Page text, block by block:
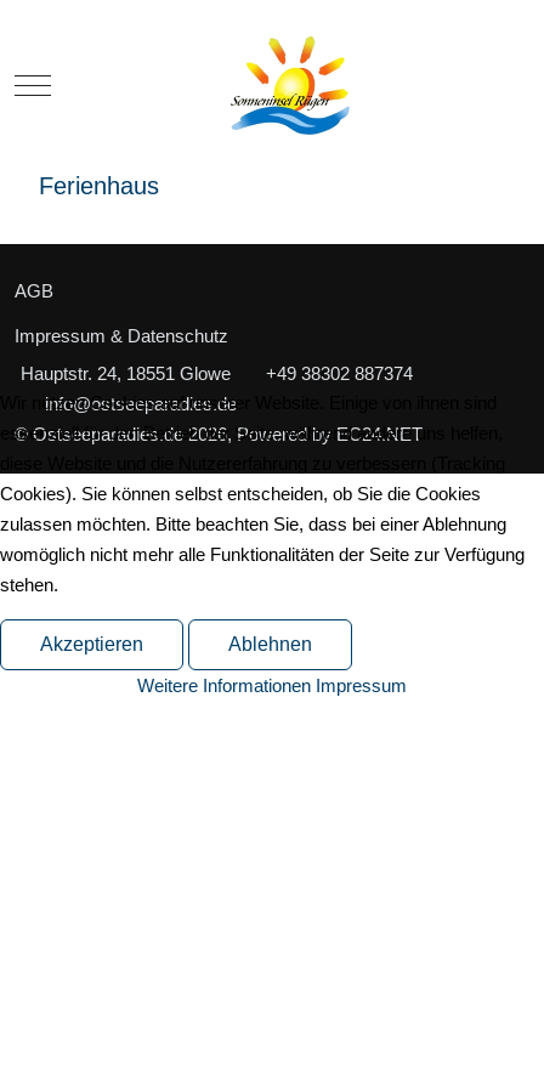
Mobile Menu Toggle
Ferienhaus
AGB
Impressum & Datenschutz
Hauptstr. 24, 18551 Glowe
+49 38302 887374
info@ostseeparadies.de
© Ostseeparadies.de 2026, Powered by EC24.NET
Wir nutzen Cookies auf unserer Website. Einige von ihnen sind
essenziell für den Betrieb der Seite, während andere uns helfen,
Cookies). Sie können selbst entscheiden, ob Sie die Cookies
zulassen möchten. Bitte beachten Sie, dass bei einer Ablehnung
womöglich nicht mehr alle Funktionalitäten der Seite zur Verfügung
stehen.
Akzeptieren
Ablehnen
Weitere Informationen Impressum